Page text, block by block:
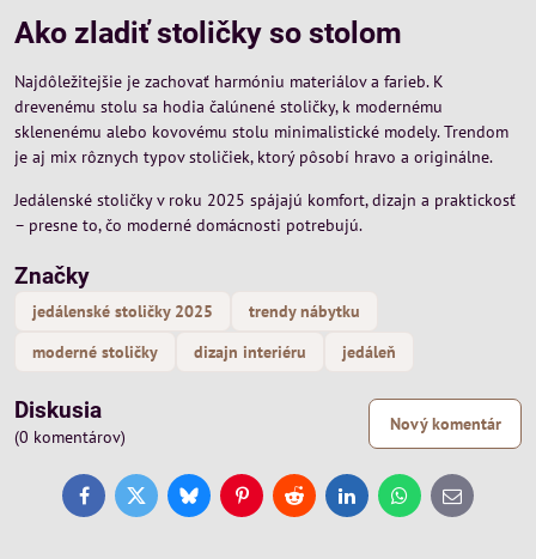
Ako zladiť stoličky so stolom
Najdôležitejšie je zachovať harmóniu materiálov a farieb. K
drevenému stolu sa hodia čalúnené stoličky, k modernému
sklenenému alebo kovovému stolu minimalistické modely. Trendom
je aj mix rôznych typov stoličiek, ktorý pôsobí hravo a originálne.
Jedálenské stoličky v roku 2025 spájajú komfort, dizajn a praktickosť
– presne to, čo moderné domácnosti potrebujú.
Značky
jedálenské stoličky 2025
trendy nábytku
moderné stoličky
dizajn interiéru jedáleň
Diskusia
(0 komentárov)
Nový komentár
FacebookTwitterBlueskyPinterestReddit LinkedInWhatsApp
E-
mail